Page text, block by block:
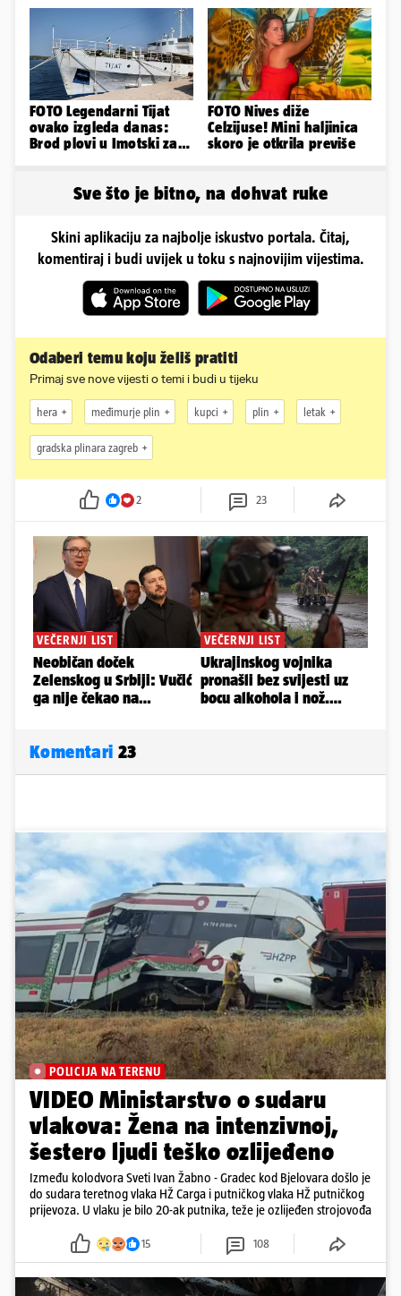
FOTO Legendarni Tijat
ovako izgleda danas:
Brod plovi u Imotski za
FOTO Nives diže
Celzijuse! Mini haljinica
skoro je otkrila previše
Sve što je bitno, na dohvat ruke
Skini aplikaciju za najbolje iskustvo portala. Čitaj,
komentiraj i budi uvijek u toku s najnovijim vijestima.
Odaberi temu koju želiš pratiti
Primaj sve nove vijesti o temi i budi u tijeku
hera međimurje plin kupci plin letak
gradska plinara zagreb
2 23
Komentari 23
POLICIJA NA TERENU
VIDEO Ministarstvo o sudaru
vlakova: Žena na intenzivnoj,
šestero ljudi teško ozlijeđeno
Između kolodvora Sveti Ivan Žabno - Gradec kod Bjelovara došlo je
do sudara teretnog vlaka HŽ Carga i putničkog vlaka HŽ putničkog
prijevoza. U vlaku je bilo 20-ak putnika, teže je ozlijeđen strojovođa
15 108